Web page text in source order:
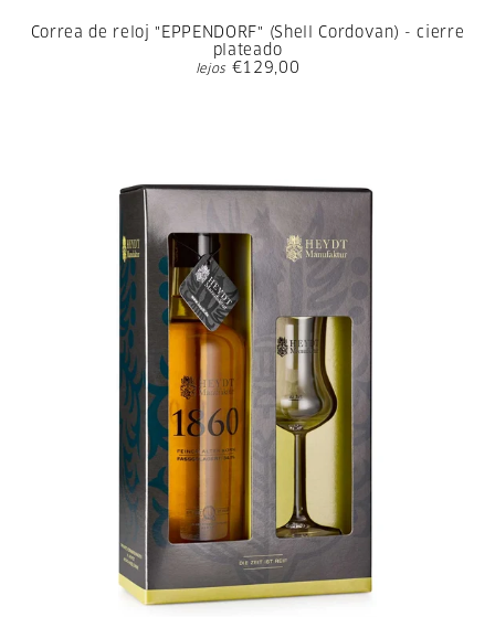
Correa de reloj "EPPENDORF" (Shell Cordovan) - cierre
plateado
lejos €129,00